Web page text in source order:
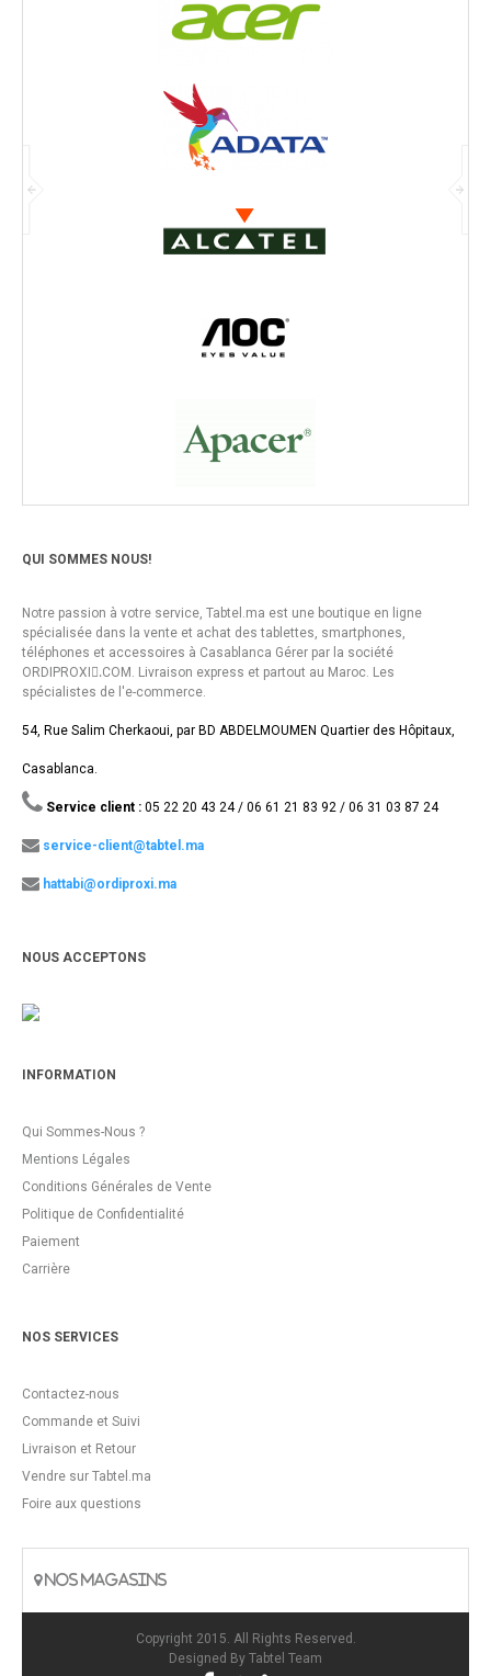
QUI SOMMES NOUS!
Notre passion à votre service, Tabtel.ma est une boutique en ligne
spécialisée dans la vente et achat des tablettes, smartphones,
téléphones et accessoires à Casablanca Gérer par la société
ORDIPROXI.ِCOM. Livraison express et partout au Maroc. Les
spécialistes de l'e-commerce.
54, Rue Salim Cherkaoui, par BD ABDELMOUMEN Quartier des Hôpitaux,
Casablanca.
Service client : 05 22 20 43 24 / 06 61 21 83 92 / 06 31 03 87 24
service-client@tabtel.ma
hattabi@ordiproxi.ma
NOUS ACCEPTONS
INFORMATION
Qui Sommes-Nous ?
Mentions Légales
Conditions Générales de Vente
Politique de Confidentialité
Paiement
Carrière
NOS SERVICES
Contactez-nous
Commande et Suivi
Livraison et Retour
Vendre sur Tabtel.ma
Foire aux questions
NOS MAGASINS
Copyright 2015. All Rights Reserved.
Designed By Tabtel Team